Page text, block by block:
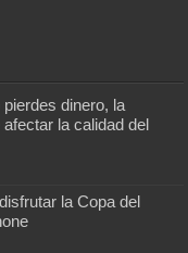
dinero, la
la calidad del
la Copa del